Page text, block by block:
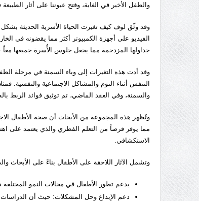
والطفل الأخير في الغابة، وفتح عيوننا على أثار الطبيعة
وقد وثّق لوف كيف تغيرت الحياة الأسرية الحديثة
الفيديو على أجهزة الكمبيوتر أكثر مما يقضونه في
جداولها المزدحمة مما يجعل جلوس الأُسرة جميعها
وقد أدت هذه التغيرات إلى وباء السمنة في مرحلة
التنفس أثناء النوم والمشاكل الاجتماعية والنفسية.
والسمنة، وفي العقد الماضي، تم توثيق فوائد الربط
وتُظهر هذه المجموعة من الأبحاث أن صحة الأطفال
مما يوفر فرصاً من التعلم الفطري والذي يعتمد على
الاستكشافي.
وتشمل الآثار اللاحقة على الأطفال بناءً على الأبحاث
يدعم تطور الأطفال في مجالات النمو المختلفة
دعم الإبداع وحل المشكلات: حيث أن